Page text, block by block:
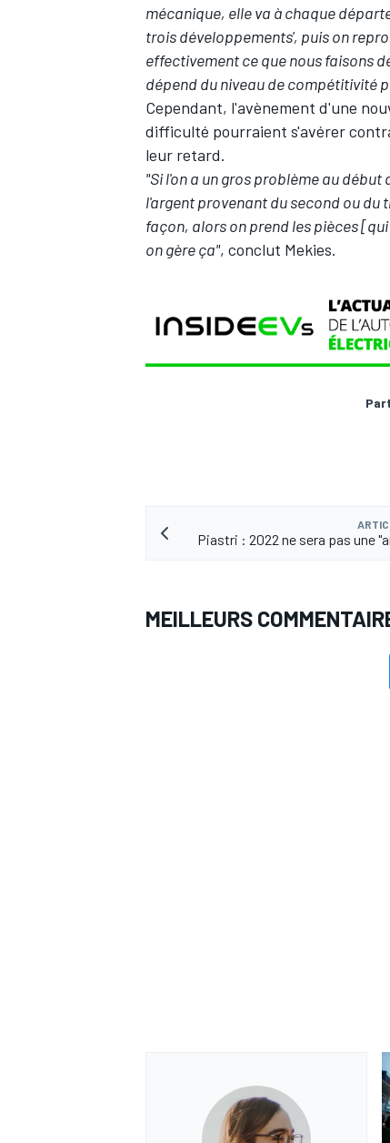
AUTRES CHAMPIONNATS
mécanique, elle va à chaque
trois développements', puis on
effectivement ce que nous faisons
dépend du niveau de compétitivité
Cependant, l'avènement d'une
difficulté pourraient s'avérer
leur retard.
"Si l'on a un gros problème au
l'argent provenant du second ou
façon, alors on prend les pièces
on gère ça", conclut Mekies.
Piastri : 2022 ne sera pas une
MEILLEURS